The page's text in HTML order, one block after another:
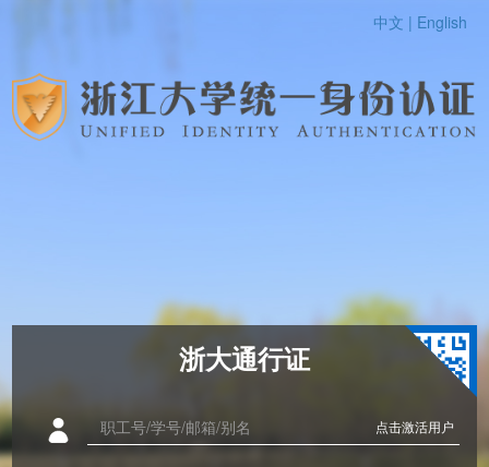
中文 | English
浙大通行证
点击激活用户